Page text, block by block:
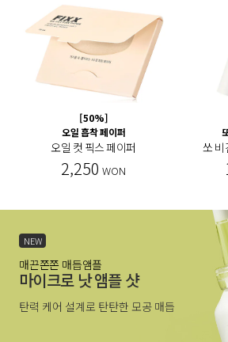
[50%]
오일 흡착 페이퍼
오일 컷 픽스 페이퍼
2,250 WON
쏘 비
NEW
매끈쫀쫀 매듭앰플
마이크로 낫 앰플 샷
탄력 케어 설계로 탄탄한 모공 매듭